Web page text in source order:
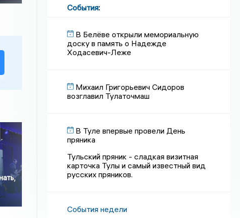
События:
В Белёве открыли мемориальную
доску в память о Надежде
Ходасевич-Леже
Михаил Григорьевич Сидоров
возглавил Тулаточмаш
В Туле впервые провели День
пряника
Тульский пряник - сладкая визитная
карточка Тулы и самый известный вид
русских пряников.
События недели